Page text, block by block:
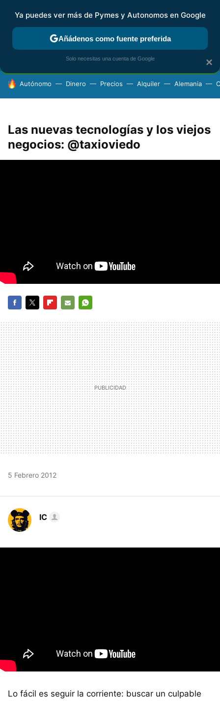
FISCALIDAD Y CONTABILIDAD KIT DIGITAL RENTA
HOY SE HABLA DE
Autónomo Dinero Precios Alquiler Alemania
Las nuevas tecnologías y los viejos
negocios: @taxioviedo
MAIL
5 Febrero 2012
IC
Lo fácil es seguir la corriente: buscar un culpable
×
Ya puedes ver más de Pymes y Autonomos en Google
Añádenos como fuente preferida
Solo necesitas una cuenta de Google